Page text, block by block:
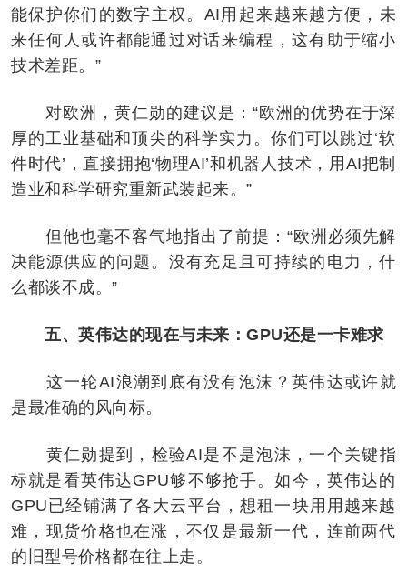
能保护你们的数字主权。AI用起来越来越方便，未
来任何人或许都能通过对话来编程，这有助于缩小
技术差距。”
对欧洲，黄仁勋的建议是：“欧洲的优势在于深
厚的工业基础和顶尖的科学实力。你们可以跳过‘软
件时代’，直接拥抱‘物理AI’和机器人技术，用AI把制
造业和科学研究重新武装起来。”
但他也毫不客气地指出了前提：“欧洲必须先解
决能源供应的问题。没有充足且可持续的电力，什
么都谈不成。”
五、英伟达的现在与未来：GPU还是一卡难求
这一轮AI浪潮到底有没有泡沫？英伟达或许就
是最准确的风向标。
黄仁勋提到，检验AI是不是泡沫，一个关键指
标就是看英伟达GPU够不够抢手。如今，英伟达的
GPU已经铺满了各大云平台，想租一块用用越来越
难，现货价格也在涨，不仅是最新一代，连前两代
的旧型号价格都在往上走。